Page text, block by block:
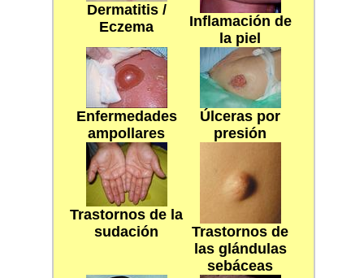
Dermatitis /
Eczema
Inflamación de
la piel
Enfermedades
ampollares
Úlceras por
presión
Trastornos de la
sudación
Trastornos de
las glándulas
sebáceas